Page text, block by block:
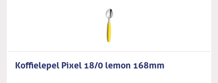
Koffielepel Pixel 18/0 lemon 168mm